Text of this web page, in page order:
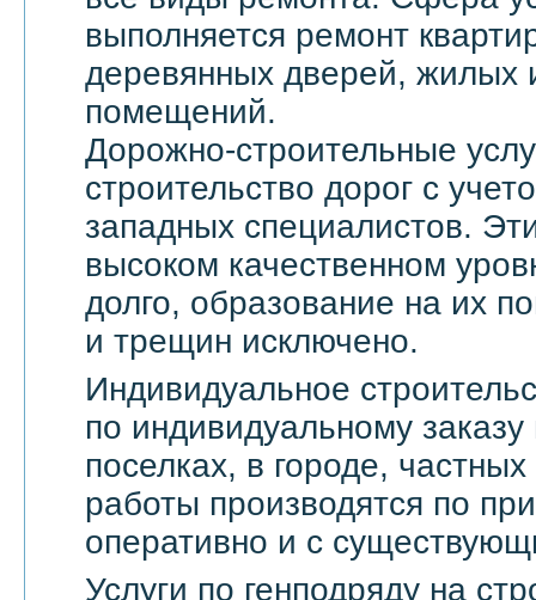
выполняется ремонт
деревянных дверей, жилых
помещений.
Дорожно-строительные
строительство дорог с
западных специалистов.
высоком качественном
долго, образование на их
и трещин исключено.
Индивидуальное
по индивидуальному
поселках, в городе,
работы производятся по
оперативно и с
Услуги по генподряду на